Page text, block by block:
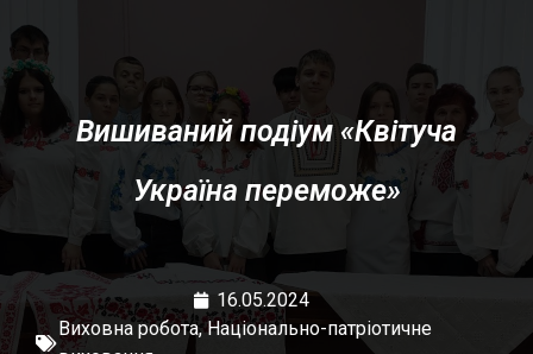
Вишиваний подіум «Квітуча
Україна переможе»
16.05.2024
Виховна робота,Національно-патріотичне